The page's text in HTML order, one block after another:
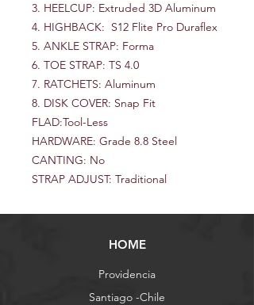
3. HEELCUP: Extruded 3D Aluminum
4. HIGHBACK: S12 Flite Pro Duraflex
5. ANKLE STRAP: Forma
6. TOE STRAP: TS 4.0
7. RATCHETS: Aluminum
8. DISK COVER: Snap Fit
FLAD:Tool-Less
HARDWARE: Grade 8.8 Steel
CANTING: No
STRAP ADJUST: Traditional
HOME
Providencia
Santiago -Chile